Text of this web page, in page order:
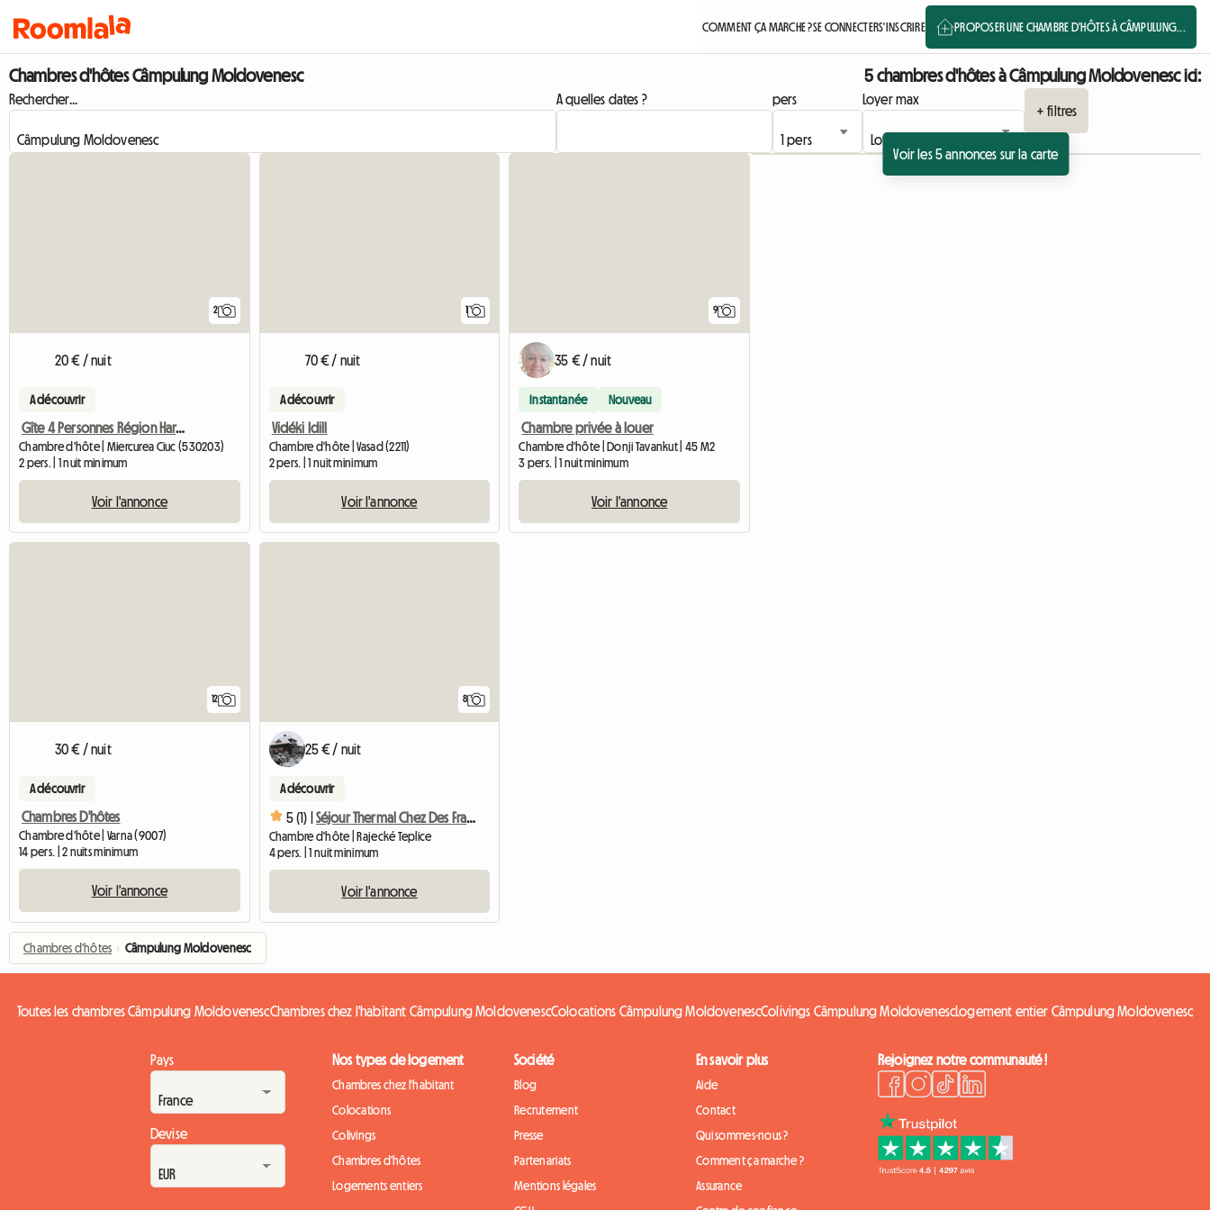
COMMENT ÇA MARCHE ?SE CONNECTERS'INSCRIRE PROPOSER UNE CHAMBRE D'HÔTES À CÂMPULUNG...
Chambres d'hôtes Câmpulung Moldovenesc 5 chambres d'hôtes à Câmpulung Moldovenesc ici:
Rechercher... A quelles dates ? pers
Loyer max
+ filtres
Voir les 5 annonces sur la carte
2
20 € / nuit
A découvrir
Gîte 4 Personnes Région Harghita
Chambre d'hôte | Miercurea Ciuc (530203)
2 pers. | 1 nuit minimum
Voir l'annonce
1
70 € / nuit
A découvrir
Vidéki Idill
Chambre d'hôte | Vasad (2211)
2 pers. | 1 nuit minimum
Voir l'annonce
9
35 € / nuit
Instantanée Nouveau
Chambre privée à louer
Chambre d'hôte | Donji Tavankut | 45 M2
3 pers. | 1 nuit minimum
Voir l'annonce
12
30 € / nuit
A découvrir
Chambres D'hôtes
Chambre d'hôte | Varna (9007)
14 pers. | 2 nuits minimum
Voir l'annonce
8
25 € / nuit
A découvrir
5 (1) | Séjour Thermal Chez Des Francophones
Chambre d'hôte | Rajecké Teplice
4 pers. | 1 nuit minimum
Voir l'annonce
Chambres d'hôtes › Câmpulung Moldovenesc
Toutes les chambres Câmpulung MoldovenescChambres chez l'habitant Câmpulung MoldovenescColocations Câmpulung MoldovenescColivings Câmpulung MoldovenescLogement entier Câmpulung Moldovenesc
Pays
Devise
Nos types de logement
Chambres chez l'habitant
Colocations
Colivings
Chambres d'hôtes
Logements entiers
Société
Blog
Recrutement
Presse
Partenariats
Mentions légales
En savoir plus
Aide
Contact
Qui sommes-nous ?
Comment ça marche ?
Assurance
Rejoignez notre communauté !